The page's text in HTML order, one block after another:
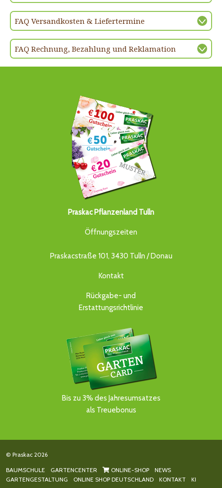
FAQ Versandkosten & Liefertermine
FAQ Rechnung, Bezahlung und Reklamation
Praskac Pflanzenland Tulln
Öffnungszeiten
Praskacstraße 101, 3430 Tulln / Donau
Kontakt
Rückgabe- und
Erstattungsrichtlinie
Bis zu 3% des Jahresumsatzes
als Treuebonus
© Praskac 2026
BAUMSCHULE GARTENCENTER ONLINE-SHOP
NEWS
GARTENGESTALTUNG
ONLINE SHOP DEUTSCHLAND KONTAKT KI